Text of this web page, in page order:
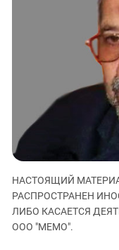
Кабардино-Балкария
Карачаево-Черкесия
Краснодарский край
Российская Федерация
Ростовская область
Северная Осетия -
СКФО
НАСТОЯЩИЙ
РАСПРОСТРАНЕН
ЛИБО КАСАЕТСЯ
ООО "МЕМО".